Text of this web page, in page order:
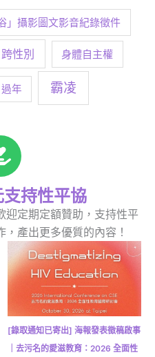
」攝影圖文影音紀錄徵件
跨性別 身體自主權
過年 霸凌
持性平協
迎定期定額贊助，支持性平
產出更多優質的內容！
[錄取通知已寄出] 海報發表徵稿啟事
｜去污名的愛滋教育：2026 全面性